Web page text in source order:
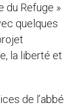
du Refuge »
quelques
la liberté et
de l’abbé